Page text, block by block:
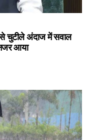
चुटीले अंदाज में सवाल
आया